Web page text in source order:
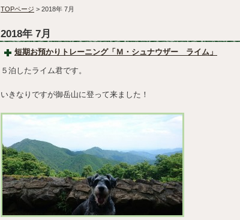
TOPページ > 2018年 7月
2018年 7月
短期お預かりトレーニング「Ｍ・シュナウザー ライム」
５泊したライム君です。
いきなりですが御岳山に登って来ました！